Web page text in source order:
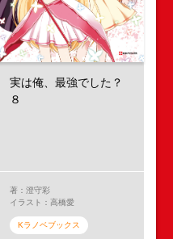
実は俺、最強でした？
８
著：澄守彩
イラスト：高橋愛
Kラノベブックス